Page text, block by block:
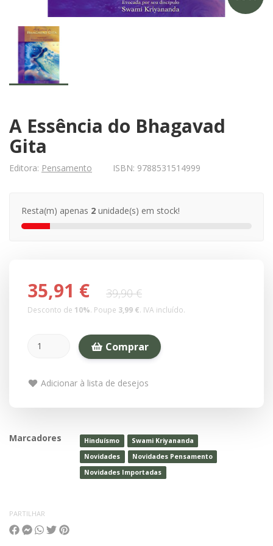
A Essência do Bhagavad
Gita
Editora: Pensamento ISBN: 9788531514999
Resta(m) apenas 2 unidade(s) em stock!
35,91 € 39,90 €
Desconto de 10%. Poupe 3,99 €. IVA incluído.
Comprar
Adicionar à lista de desejos
Marcadores Hinduísmo
Swami Kriyananda
Novidades
Novidades Pensamento
Novidades Importadas
PARTILHAR